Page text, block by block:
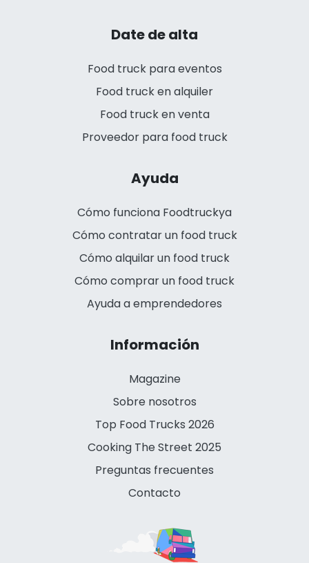
Date de alta
Food truck para eventos
Food truck en alquiler
Food truck en venta
Proveedor para food truck
Ayuda
Cómo funciona Foodtruckya
Cómo contratar un food truck
Cómo alquilar un food truck
Cómo comprar un food truck
Ayuda a emprendedores
Información
Magazine
Sobre nosotros
Top Food Trucks 2026
Cooking The Street 2025
Preguntas frecuentes
Contacto